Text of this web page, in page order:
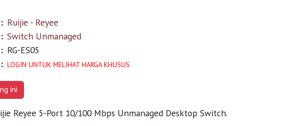
: Ruijie - Reyee
: Switch Unmanaged
: RG-ES05
: LOGIN UNTUK MELIHAT HARGA KHUSUS
ini
Reyee 5-Port 10/100 Mbps Unmanaged Desktop Switch.